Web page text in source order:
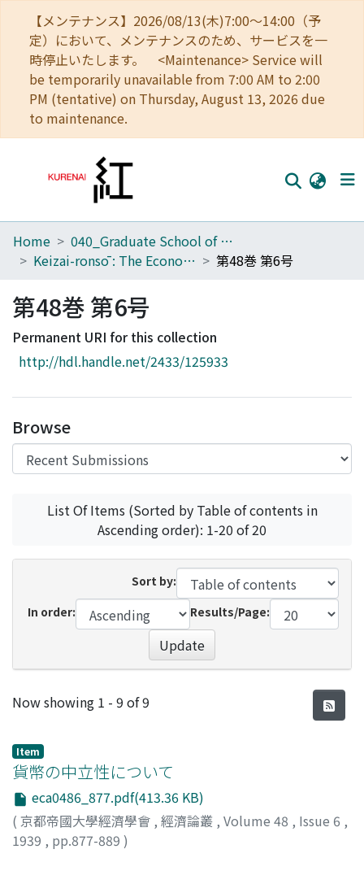
【メンテナンス】2026/08/13(木)7:00～14:00（予
定）において、メンテナンスのため、サービスを一
時停止いたします。 <Maintenance> Service will
be temporarily unavailable from 7:00 AM to 2:00
PM (tentative) on Thursday, August 13, 2026 due
to maintenance.
Home
Browse
Download Ranking
Access Statistics
Home
040_Graduate School of Economics
Keizai-ronsō : The Economic Review
第48巻 第6号
第48巻 第6号
Permanent URI for this collection
http://hdl.handle.net/2433/125933
Browse
List Of Items (Sorted by Table of contents in
Ascending order): 1-20 of 20
Sort by:
In order:
Results/Page:
Update
Recent Submissions
Now showing 1 - 9 of 9
Item
貨幣の中立性について
eca0486_877.pdf(413.36 KB)
( 京都帝國大學經濟學會 , 經濟論叢 , Volume 48 , Issue 6 ,
1939 , pp.877-889 )